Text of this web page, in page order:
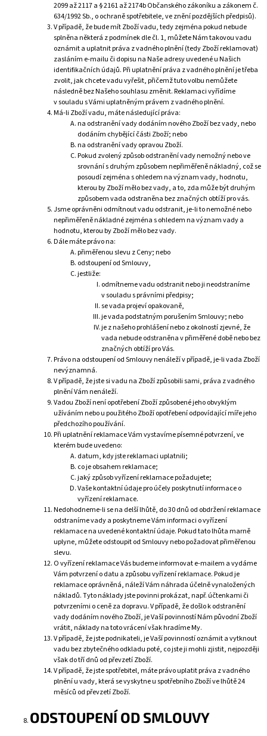
2099 až 2117 a § 2161 až 2174b Občanského zákoníku a zákonem č.
634/1992 Sb., o ochraně spotřebitele, ve znění pozdějších předpisů).
V případě, že bude mít Zboží vadu, tedy zejména pokud nebude
splněna některá z podmínek dle čl. 1, můžete Nám takovou vadu
oznámit a uplatnit práva z vadného plnění (tedy Zboží reklamovat)
zasláním e-mailu či dopisu na Naše adresy uvedené u Našich
identifikačních údajů. Při uplatnění práva z vadného plnění je třeba
zvolit, jak chcete vadu vyřešit, přičemž tuto volbu nemůžete
následně bez Našeho souhlasu změnit. Reklamaci vyřídíme
v souladu s Vámi uplatněným právem z vadného plnění.
Má-li Zboží vadu, máte následující práva:
na odstranění vady dodáním nového Zboží bez vady, nebo
dodáním chybějící části Zboží; nebo
na odstranění vady opravou Zboží.
Pokud zvolený způsob odstranění vady nemožný nebo ve
srovnání s druhým způsobem nepřiměřeně nákladný, což se
posoudí zejména s ohledem na význam vady, hodnotu,
kterou by Zboží mělo bez vady, a to, zda může být druhým
způsobem vada odstraněna bez značných obtíží pro vás.
Jsme oprávněni odmítnout vadu odstranit, je-li to nemožné nebo
nepřiměřeně nákladné zejména s ohledem na význam vady a
hodnotu, kterou by Zboží mělo bez vady.
Dále máte právo na:
přiměřenou slevu z Ceny; nebo
odstoupení od Smlouvy,
jestliže:
odmítneme vadu odstranit nebo ji neodstraníme
v souladu s právními předpisy;
se vada projeví opakovaně,
je vada podstatným porušením Smlouvy; nebo
je z našeho prohlášení nebo z okolností zjevné, že
vada nebude odstraněna v přiměřené době nebo bez
značných obtíží pro Vás.
Právo na odstoupení od Smlouvy nenáleží v případě, je-li vada Zboží
nevýznamná.
V případě, že jste si vadu na Zboží způsobili sami, práva z vadného
plnění Vám nenáleží.
Vadou Zboží není opotřebení Zboží způsobené jeho obvyklým
užíváním nebo u použitého Zboží opotřebení odpovídající míře jeho
předchozího používání.
Při uplatnění reklamace Vám vystavíme písemné potvrzení, ve
kterém bude uvedeno:
datum, kdy jste reklamaci uplatnili;
co je obsahem reklamace;
jaký způsob vyřízení reklamace požadujete;
Vaše kontaktní údaje pro účely poskytnutí informace o
vyřízení reklamace.
Nedohodneme-li se na delší lhůtě, do 30 dnů od obdržení reklamace
odstraníme vady a poskytneme Vám informaci o vyřízení
reklamace na uvedené kontaktní údaje. Pokud tato lhůta marně
uplyne, můžete odstoupit od Smlouvy nebo požadovat přiměřenou
slevu.
O vyřízení reklamace Vás budeme informovat e-mailem a vydáme
Vám potvrzení o datu a způsobu vyřízení reklamace. Pokud je
reklamace oprávněná, náleží Vám náhrada účelně vynaložených
nákladů. Tyto náklady jste povinni prokázat, např. účtenkami či
potvrzeními o ceně za dopravu. V případě, že došlo k odstranění
vady dodáním nového Zboží, je Vaší povinností Nám původní Zboží
vrátit, náklady na toto vrácení však hradíme My.
V případě, že jste podnikateli, je Vaší povinností oznámit a vytknout
vadu bez zbytečného odkladu poté, co jste ji mohli zjistit, nejpozději
však do tří dnů od převzetí Zboží.
V případě, že jste spotřebitel, máte právo uplatit práva z vadného
plnění u vady, která se vyskytne u spotřebního Zboží ve lhůtě 24
měsíců od převzetí Zboží.
ODSTOUPENÍ OD SMLOUVY